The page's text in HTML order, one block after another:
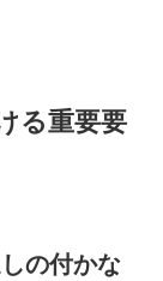
る重要要
の付かな